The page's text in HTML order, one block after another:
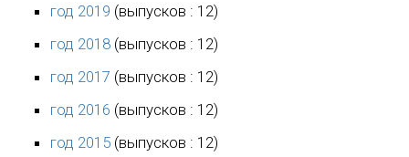
год 2019 (выпусков : 12)
год 2018 (выпусков : 12)
год 2017 (выпусков : 12)
год 2016 (выпусков : 12)
год 2015 (выпусков : 12)